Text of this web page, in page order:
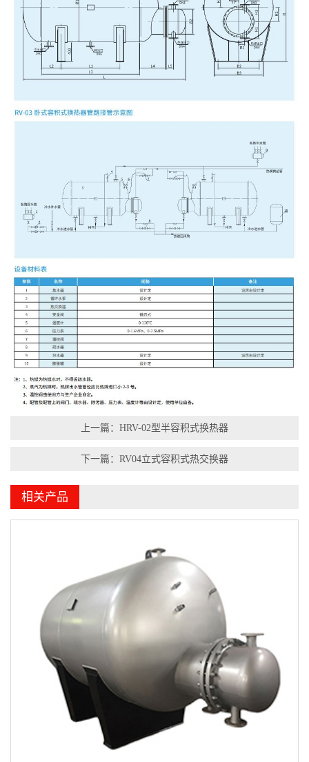
上一篇：HRV-02型半容积式换热器
下一篇：RV04立式容积式热交换器
相关产品